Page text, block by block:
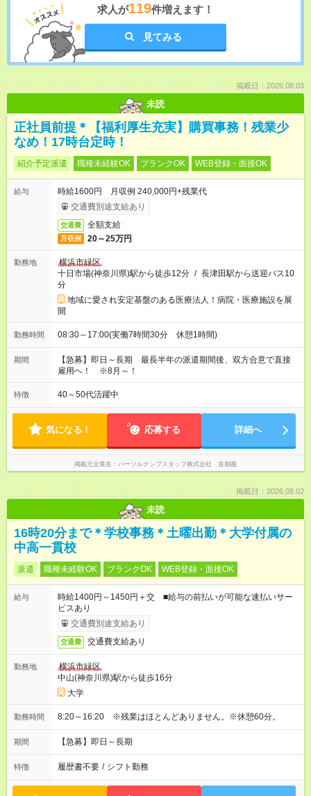
求人が119件増えます！
見てみる
掲載日：2026.08.03
未読
正社員前提＊【福利厚生充実】購買事務！残業少
なめ！17時台定時！
紹介予定派遣 職種未経験OK ブランクOK WEB登録・面接OK
給与
時給1600円 月収例 240,000円+残業代
交通費別途支給あり
交通費 全額支給
月収例 20～25万円
勤務地
横浜市緑区
十日市場(神奈川県)駅から徒歩12分 / 長津田駅から送迎バス10
分
地域に愛され安定基盤のある医療法人！病院・医療施設を展
開
勤務時間 08:30～17:00(実働7時間30分 休憩1時間)
期間
【急募】即日～長期 最長半年の派遣期間後、双方合意で直接
雇用へ！ ※8月～！
特徴 40～50代活躍中
気になる！ 応募する 詳細へ
掲載元企業名 パーソルテンプスタッフ株式会社 首都圏
掲載日：2026.08.02
未読
16時20分まで＊学校事務＊土曜出勤＊大学付属の
中高一貫校
派遣 職種未経験OK ブランクOK WEB登録・面接OK
給与
時給1400円～1450円＋交 ■給与の前払いが可能な速払いサー
ビスあり
交通費別途支給あり
交通費 交通費支給あり
勤務地
横浜市緑区
中山(神奈川県)駅から徒歩16分
大学
勤務時間 8:20～16:20 ※残業はほとんどありません。※休憩60分。
期間 【急募】即日～長期
特徴 履歴書不要 / シフト勤務